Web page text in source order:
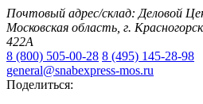
Почтовый адрес/склад: Деловой
Московская область, г.
422А
8 (800) 505-00-28 8 (495) 145-28-98
general@snabexpress-mos.ru
Поделиться: